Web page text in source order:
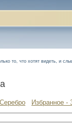
то, что хотят видеть, и
Избранное -